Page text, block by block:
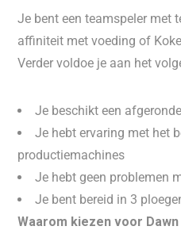
Je bent een teamspeler met
affiniteit met voeding of
Verder voldoe je aan het
Je beschikt een
Je hebt ervaring met het
productiemachines
Je hebt geen problemen
Je bent bereid in 3
Waarom kiezen voor Dawn